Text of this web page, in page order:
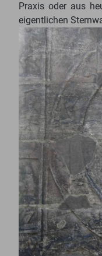
Praxis oder aus
eigentlichen